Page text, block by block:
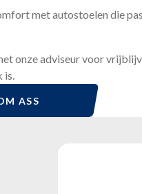
met autostoelen die
onze adviseur voor
is.
ASS